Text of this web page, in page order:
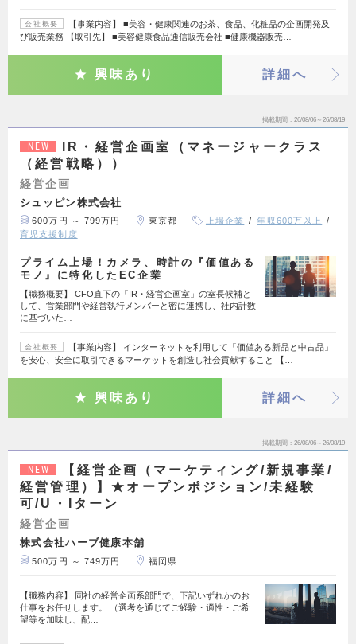
会社概要
【事業内容】 ■美容・健康関連のお茶、食品、化粧品の企画開発及
び販売業務 【取引先】 ■美容健康食品通信販売会社 ■健康機器販売…
興味あり 詳細へ
掲載期間 26/08/06～26/08/19
NEW
IR・経営企画室（マネージャークラス
（経営戦略））
経営企画
シュッピン株式会社
600万円 ～ 799万円 東京都 上場企業
年収600万以上
育児支援制度
プライム上場！カメラ、時計の『価値ある
モノ』に特化したEC企業
【職務概要】 CFO直下の「IR・経営企画室」の室長候補と
して、営業部門や経営執行メンバーと密に連携し、社内計数
に基づいた…
会社概要
【事業内容】 インターネットを利用して「価値ある新品と中古品」
を安心、安全に取引できるマーケットを創造し社会貢献すること 【…
興味あり 詳細へ
掲載期間 26/08/06～26/08/19
NEW
【経営企画（マーケティング/新規事業/
経営管理）】★オープンポジション/未経験
可/U・Iターン
経営企画
株式会社ハーブ健康本舗
500万円 ～ 749万円 福岡県
【職務内容】 同社の経営企画系部門で、下記いずれかのお
仕事をお任せします。 （選考を通じてご経験・適性・ご希
望等を加味し、配…